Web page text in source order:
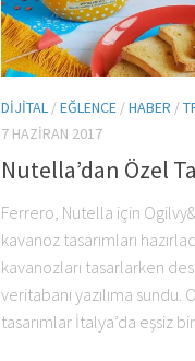
DIJITAL /EĞLENCE /HABER /
7 HAZIRAN 2017
Nutella’dan Özel
Ferrero, Nutella için
kavanoz tasarımları
kavanozları tasarlarken
veritabanı yazılıma sundu.
tasarımlar İtalya’da eşsiz